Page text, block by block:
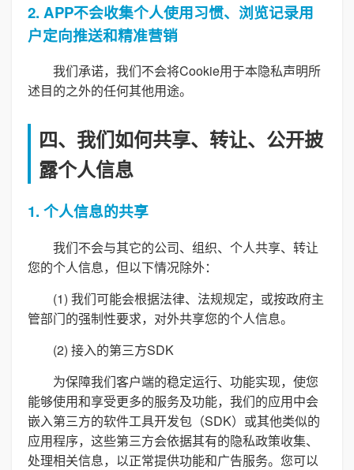
2. APP不会收集个人使用习惯、浏览记录用
户定向推送和精准营销
我们承诺，我们不会将Cookie用于本隐私声明所
述目的之外的任何其他用途。
四、我们如何共享、转让、公开披
露个人信息
1. 个人信息的共享
我们不会与其它的公司、组织、个人共享、转让
您的个人信息，但以下情况除外：
(1) 我们可能会根据法律、法规规定，或按政府主
管部门的强制性要求，对外共享您的个人信息。
(2) 接入的第三方SDK
为保障我们客户端的稳定运行、功能实现，使您
能够使用和享受更多的服务及功能，我们的应用中会
嵌入第三方的软件工具开发包（SDK）或其他类似的
应用程序，这些第三方会依据其有的隐私政策收集、
处理相关信息，以正常提供功能和广告服务。您可以